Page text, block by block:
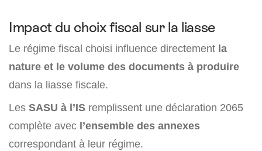
Impact du choix fiscal sur la liasse
Le régime fiscal choisi influence directement la
nature et le volume des documents à produire
dans la liasse fiscale.
Les SASU à l’IS remplissent une déclaration 2065
complète avec l’ensemble des annexes
correspondant à leur régime.